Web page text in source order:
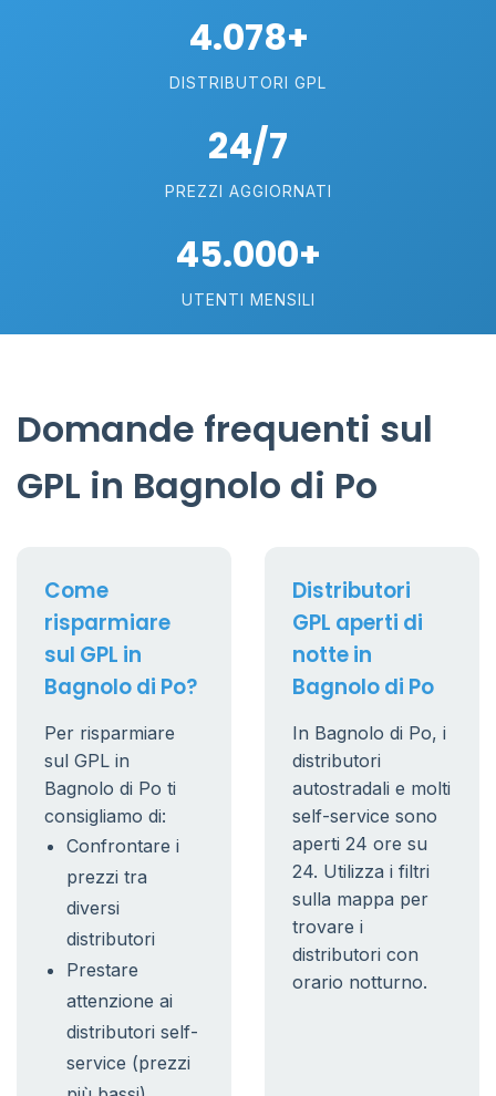
4.078+
DISTRIBUTORI GPL
24/7
PREZZI AGGIORNATI
45.000+
UTENTI MENSILI
Domande frequenti sul
GPL in Bagnolo di Po
Come
risparmiare
sul GPL in
Bagnolo di Po?
Per risparmiare
sul GPL in
Bagnolo di Po ti
consigliamo di:
Confrontare i
prezzi tra
diversi
distributori
Prestare
attenzione ai
distributori self-
service (prezzi
Distributori
GPL aperti di
notte in
Bagnolo di Po
In Bagnolo di Po, i
distributori
autostradali e molti
self-service sono
aperti 24 ore su
24. Utilizza i filtri
sulla mappa per
trovare i
distributori con
orario notturno.